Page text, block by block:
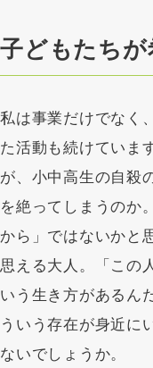
子どもたちが
私は事業だけでなく
た活動も続けていま
が、小中高生の自殺
を絶ってしまうのか
から」ではないかと
思える大人。「この
いう生き方があるん
ういう存在が身近に
ないでしょうか。